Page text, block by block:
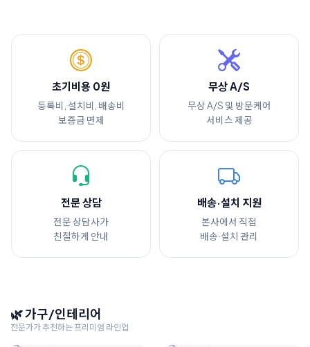
초기비용 0원
등록비, 설치비, 배송비
보증금 면제
무상 A/S
무상 A/S 및 방문케어
서비스 제공
전문 상담
전문 상담사가
친절하게 안내
배송·설치 지원
본사에서 직접
배송·설치 관리
🌿 가구/인테리어
전문가가 추천하는 프리미엄 라인업